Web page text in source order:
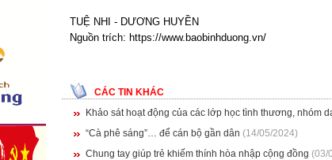
TUỆ NHI - DƯƠNG HUYỀN
Nguồn trích: https://www.baobinhduong.vn/
CÁC TIN KHÁC
Khảo sát hoạt động của các lớp học tình thương, nhóm
“Cà phê sáng”… để cán bộ gần dân (14/05/2024)
Chung tay giúp trẻ khiếm thính hòa nhập cộng đồng (03/